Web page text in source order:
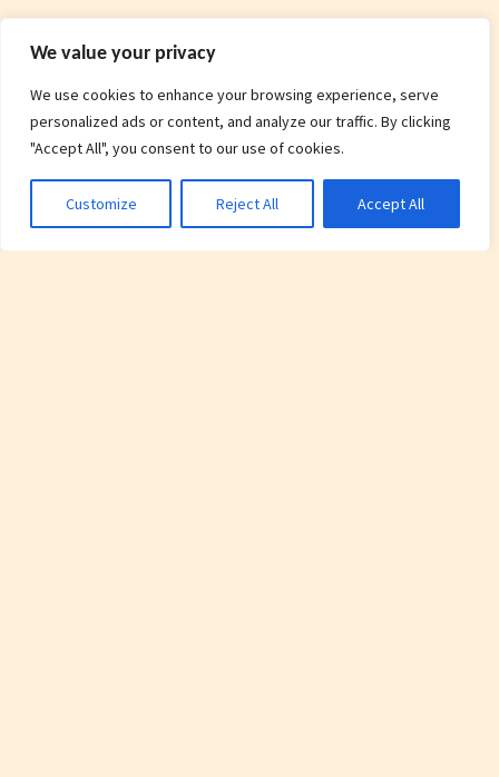
We value your privacy
We use cookies to enhance your browsing experience, serve
personalized ads or content, and analyze our traffic. By clicking
"Accept All", you consent to our use of cookies.
Customize Reject All Accept All